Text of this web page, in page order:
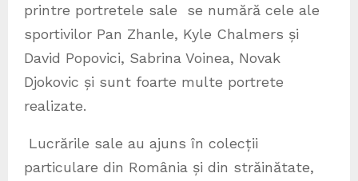
printre portretele sale se numără cele ale
sportivilor Pan Zhanle, Kyle Chalmers și
David Popovici, Sabrina Voinea, Novak
Djokovic și sunt foarte multe portrete
realizate.
Lucrările sale au ajuns în colecții
particulare din România și din străinătate,